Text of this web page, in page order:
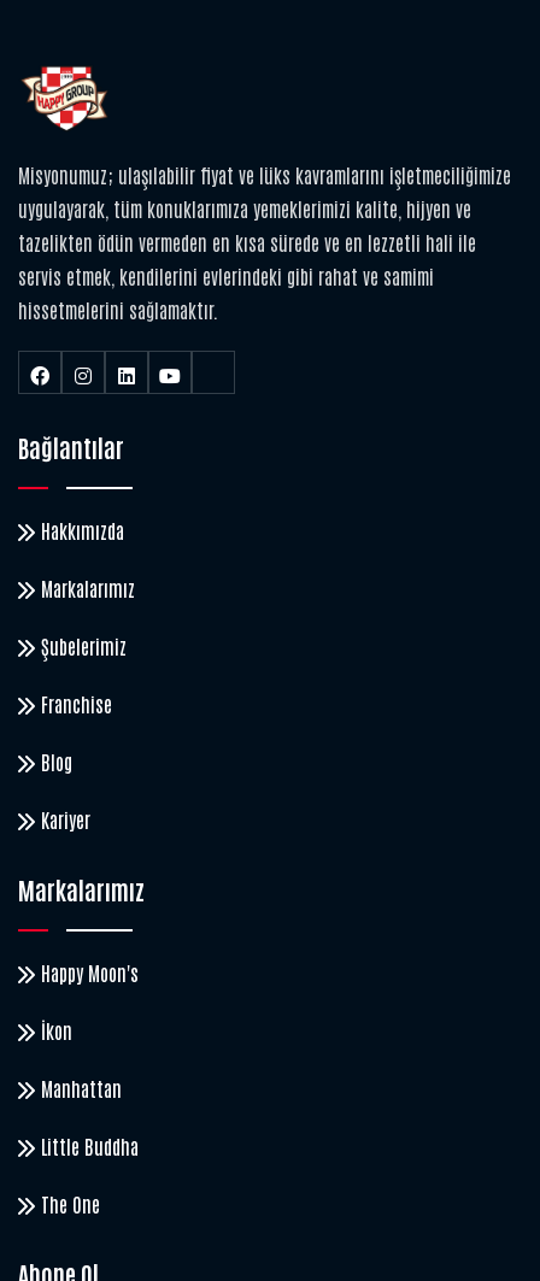
Misyonumuz; ulaşılabilir fiyat ve lüks kavramlarını işletmeciliğimize
uygulayarak, tüm konuklarımıza yemeklerimizi kalite, hijyen ve
tazelikten ödün vermeden en kısa sürede ve en lezzetli hali ile
servis etmek, kendilerini evlerindeki gibi rahat ve samimi
hissetmelerini sağlamaktır.
Bağlantılar
Hakkımızda
Markalarımız
Şubelerimiz
Franchise
Blog
Kariyer
Markalarımız
Happy Moon's
İkon
Manhattan
Little Buddha
The One
Abone Ol